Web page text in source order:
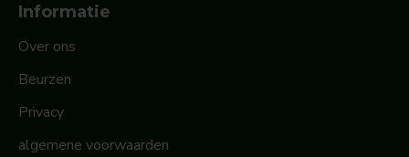
Informatie
Over ons
Beurzen
Privacy
algemene voorwaarden